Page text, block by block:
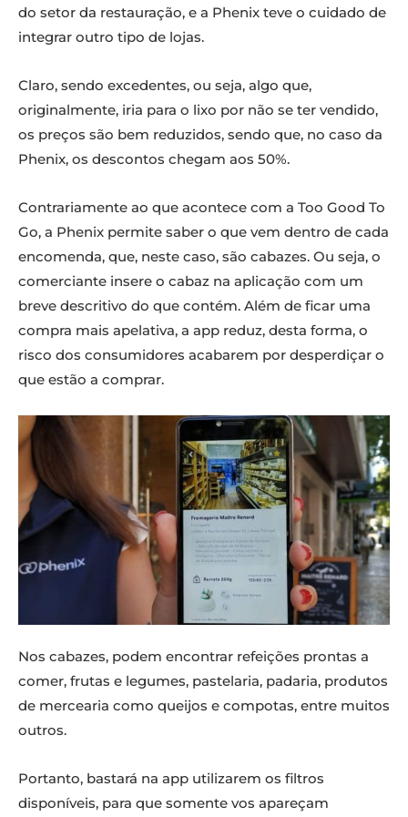
do setor da restauração, e a Phenix teve o cuidado de
integrar outro tipo de lojas.
Claro, sendo excedentes, ou seja, algo que,
originalmente, iria para o lixo por não se ter vendido,
os preços são bem reduzidos, sendo que, no caso da
Phenix, os descontos chegam aos 50%.
Contrariamente ao que acontece com a Too Good To
Go, a Phenix permite saber o que vem dentro de cada
encomenda, que, neste caso, são cabazes. Ou seja, o
comerciante insere o cabaz na aplicação com um
breve descritivo do que contém. Além de ficar uma
compra mais apelativa, a app reduz, desta forma, o
risco dos consumidores acabarem por desperdiçar o
que estão a comprar.
Nos cabazes, podem encontrar refeições prontas a
comer, frutas e legumes, pastelaria, padaria, produtos
de mercearia como queijos e compotas, entre muitos
outros.
Portanto, bastará na app utilizarem os filtros
disponíveis, para que somente vos apareçam